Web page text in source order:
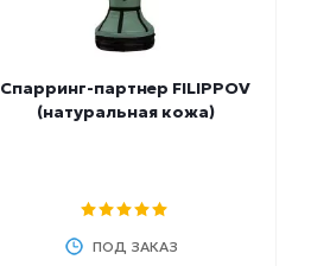
Спарринг-партнер FILIPPOV
(натуральная кожа)
ПОД ЗАКАЗ